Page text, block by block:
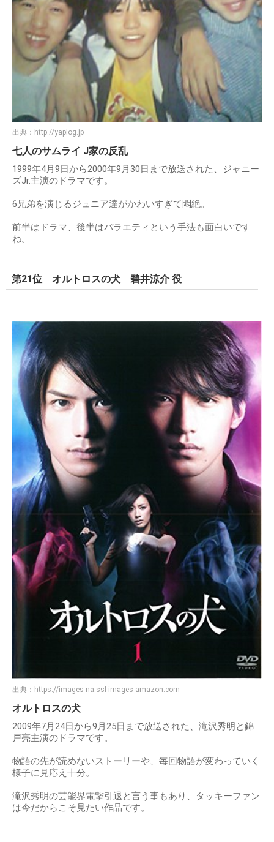
出典： http://yaplog.jp
七人のサムライ J家の反乱
1999年4月9日から2000年9月30日まで放送された、ジャニー
ズJr.主演のドラマです。
6兄弟を演じるジュニア達がかわいすぎて悶絶。
前半はドラマ、後半はバラエティという手法も面白いです
ね。
第21位 オルトロスの犬 碧井涼介 役
出典： https://images-na.ssl-images-amazon.com
オルトロスの犬
2009年7月24日から9月25日まで放送された、滝沢秀明と錦
戸亮主演のドラマです。
物語の先が読めないストーリーや、毎回物語が変わっていく
様子に見応え十分。
滝沢秀明の芸能界電撃引退と言う事もあり、タッキーファン
は今だからこそ見たい作品です。